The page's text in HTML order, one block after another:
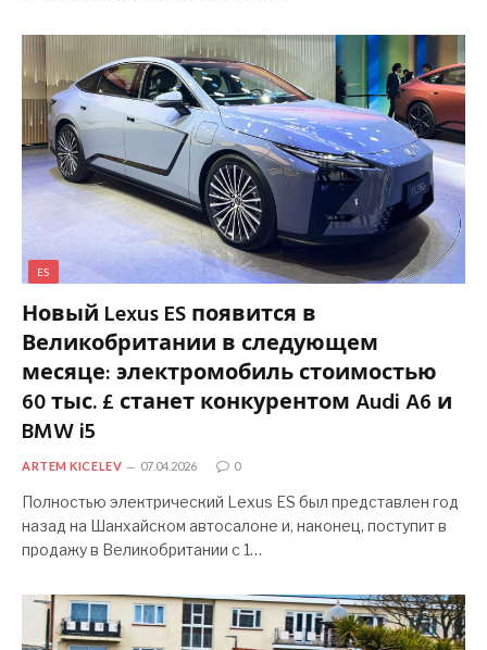
ES
Новый Lexus ES появится в
Великобритании в следующем
месяце: электромобиль стоимостью
60 тыс. £ станет конкурентом Audi A6 и
BMW i5
ARTEM KICELEV 07.04.2026 0
Полностью электрический Lexus ES был представлен год
назад на Шанхайском автосалоне и, наконец, поступит в
продажу в Великобритании с 1…